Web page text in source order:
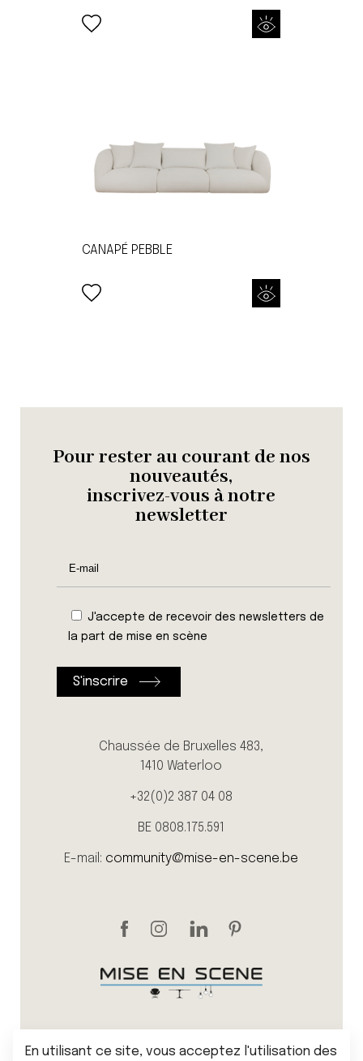
CANAPÉ PEBBLE
Pour rester au courant de nos
nouveautés,
inscrivez-vous à notre
newsletter
J'accepte de recevoir des newsletters de
la part de mise en scène
Chaussée de Bruxelles 483,
1410 Waterloo
+32(0)2 387 04 08
BE 0808.175.591
E-mail: community@mise-en-scene.be
En utilisant ce site, vous acceptez l'utilisation des